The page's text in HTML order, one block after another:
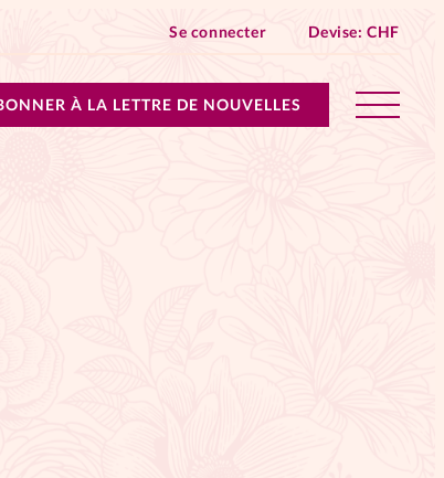
Se connecter Devise:CHF
À LA LETTRE DE NOUVELLES
- toutes les éditions